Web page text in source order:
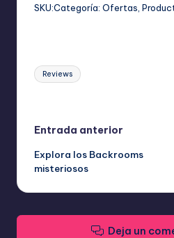
Alivio
Confort
cantidad
SKU:Categoría: Ofertas,
Etiquetas:
Reviews
Navegación
de
entradas
Entrada anterior
Explora los Backrooms
misteriosos
Deja un